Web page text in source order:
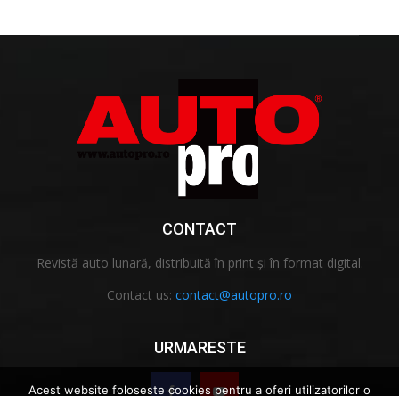
CONTACT
Revistă auto lunară, distribuită în print și în format digital.
Contact us: contact@autopro.ro
URMARESTE
Acest website foloseste cookies pentru a oferi utilizatorilor o